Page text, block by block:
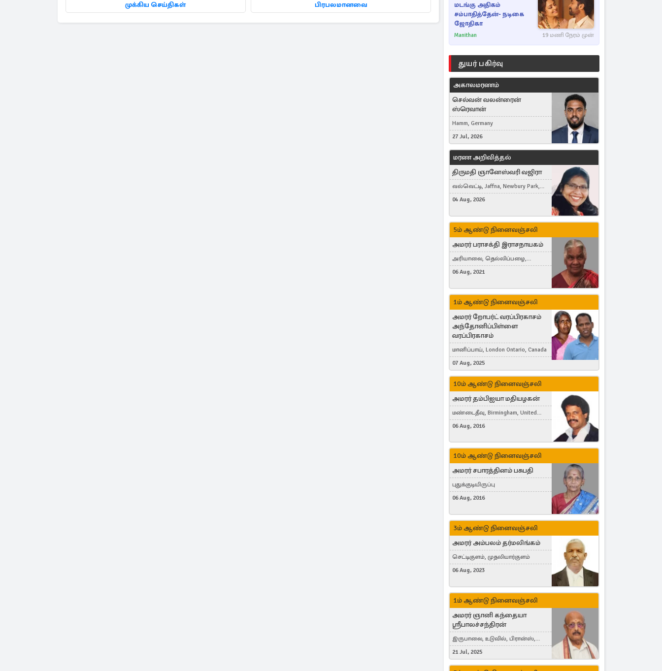
முக்கிய செய்திகள் பிரபலமானவை
மடங்கு அதிகம்
சம்பாதித்தேன்- நடிகை
ஜோதிகா
Manithan 19 மணி நேரம் முன்
துயர் பகிர்வு
அகாலமரணம்
செல்வன் வலன்ரைன்
ஸ்ரெவான்
Hamm, Germany
27 Jul, 2026
மரண அறிவித்தல்
திருமதி ஞானேஸ்வரி வஜிரா
வல்வெட்டி, Jaffna, Newbury Park,
United Kingdom
04 Aug, 2026
5ம் ஆண்டு நினைவஞ்சலி
அமரர் பராசக்தி இராசநாயகம்
அரியாலை, தெல்லிப்பழை,
Montreal, Canada
06 Aug, 2021
1ம் ஆண்டு நினைவஞ்சலி
அமரர் றோபர்ட் வரப்பிரகாசம்
அந்தோனிப்பிள்ளை
வரப்பிரகாசம்
மானிப்பாய், London Ontario, Canada
07 Aug, 2025
10ம் ஆண்டு நினைவஞ்சலி
அமரர் தம்பிஐயா மதியழகன்
மண்டைதீவு, Birmingham, United
Kingdom
06 Aug, 2016
10ம் ஆண்டு நினைவஞ்சலி
அமரர் சபாரத்தினம் பசுபதி
புதுக்குடியிருப்பு
06 Aug, 2016
3ம் ஆண்டு நினைவஞ்சலி
அமரர் அம்பலம் தர்மலிங்கம்
செட்டிகுளம், முதலியார்குளம்
06 Aug, 2023
1ம் ஆண்டு நினைவஞ்சலி
அமரர் ஞானி கந்தையா
ஸ்ரீபாலச்சந்திரன்
இருபாலை, உடுவில், பிரான்ஸ்,
France
21 Jul, 2025